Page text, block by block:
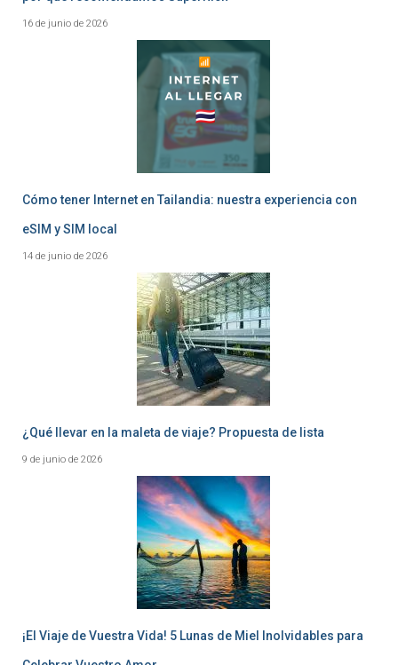
16 de junio de 2026
Cómo tener Internet en Tailandia: nuestra experiencia con
eSIM y SIM local
14 de junio de 2026
¿Qué llevar en la maleta de viaje? Propuesta de lista
9 de junio de 2026
¡El Viaje de Vuestra Vida! 5 Lunas de Miel Inolvidables para